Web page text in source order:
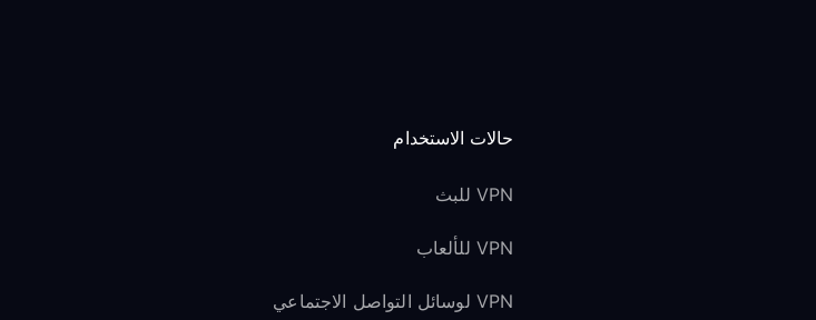
حالات الاستخدام
VPN للبث
VPN للألعاب
VPN لوسائل التواصل الاجتماعي